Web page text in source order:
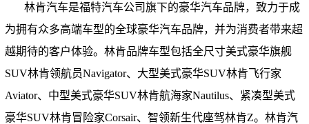
林肯汽车是福特汽车公司旗下的豪华汽车品牌，致力于成
为拥有众多高端车型的全球豪华汽车品牌，并为消费者带来超
越期待的客户体验。林肯品牌车型包括全尺寸美式豪华旗舰
SUV林肯领航员Navigator、大型美式豪华SUV林肯飞行家
Aviator、中型美式豪华SUV林肯航海家Nautilus、紧凑型美式
豪华SUV林肯冒险家Corsair、智领新生代座驾林肯Z。林肯汽